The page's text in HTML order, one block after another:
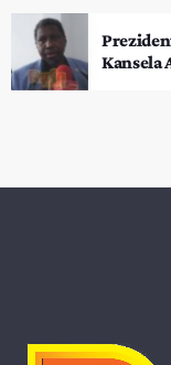
Kansela